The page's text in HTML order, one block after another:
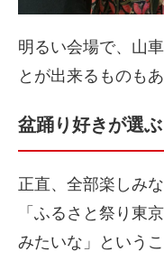
明るい会場で、山
とが出来るものもあ
盆踊り好きが選
正直、全部楽しみ
「ふるさと祭り東
みたいな」という